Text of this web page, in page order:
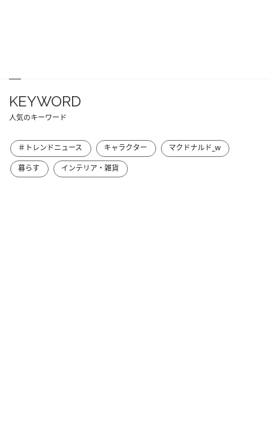
KEYWORD
人気のキーワード
＃トレンドニュース キャラクター
マクドナルド_w
暮らす
インテリア・雑貨